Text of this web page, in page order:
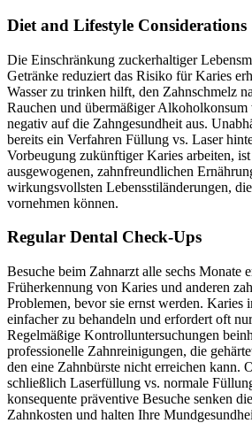
Diet and Lifestyle Considerations
Die Einschränkung zuckerhaltiger
Getränke reduziert das Risiko für Karies
Wasser zu trinken hilft, den Zahnschmelz
Rauchen und übermäßiger
negativ auf die Zahngesundheit aus.
bereits ein Verfahren Füllung vs. Laser
Vorbeugung zukünftiger Karies arbeiten,
ausgewogenen, zahnfreundlichen
wirkungsvollsten Lebensstiländerungen,
vornehmen können.
Regular Dental Check-Ups
Besuche beim Zahnarzt alle sechs Monate
Früherkennung von Karies und anderen
Problemen, bevor sie ernst werden. Karies
einfacher zu behandeln und erfordert oft
Regelmäßige Kontrolluntersuchungen
professionelle Zahnreinigungen, die
den eine Zahnbürste nicht erreichen kann.
schließlich Laserfüllung vs. normale
konsequente präventive Besuche senken
Zahnkosten und halten Ihre